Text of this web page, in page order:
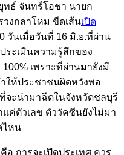
ทธ์ จันทร์โอชา นายก
งกลาโหม ขีดเส้นเปิด
วันเมื่อวันที่ 16 มิ.ย.ที่ผ่าน
ระเมินความรู้สึกของ
เพราะที่ผ่านมายังมี
ให้ประชาชนผิดหวังพอ
จะนำมาฉีดในจังหวัดชลบุรี
ค่ตัวเลข ตัววัคซีนยังไม่มา
ไหน
การจะเปิดประเทศ ควร